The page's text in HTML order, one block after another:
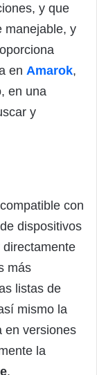
y que
manejable, y
en Amarok,
en una
y
con
dispositivos
más
listas de
mismo la
en versiones
la
.